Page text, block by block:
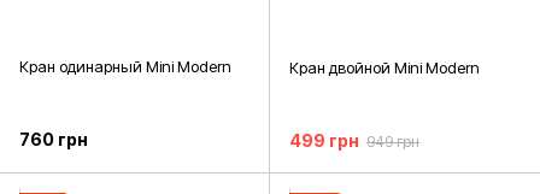
Кран одинарный Mini Modern
760 грн
Кран двойной Mini Modern
499 грн 949 грн